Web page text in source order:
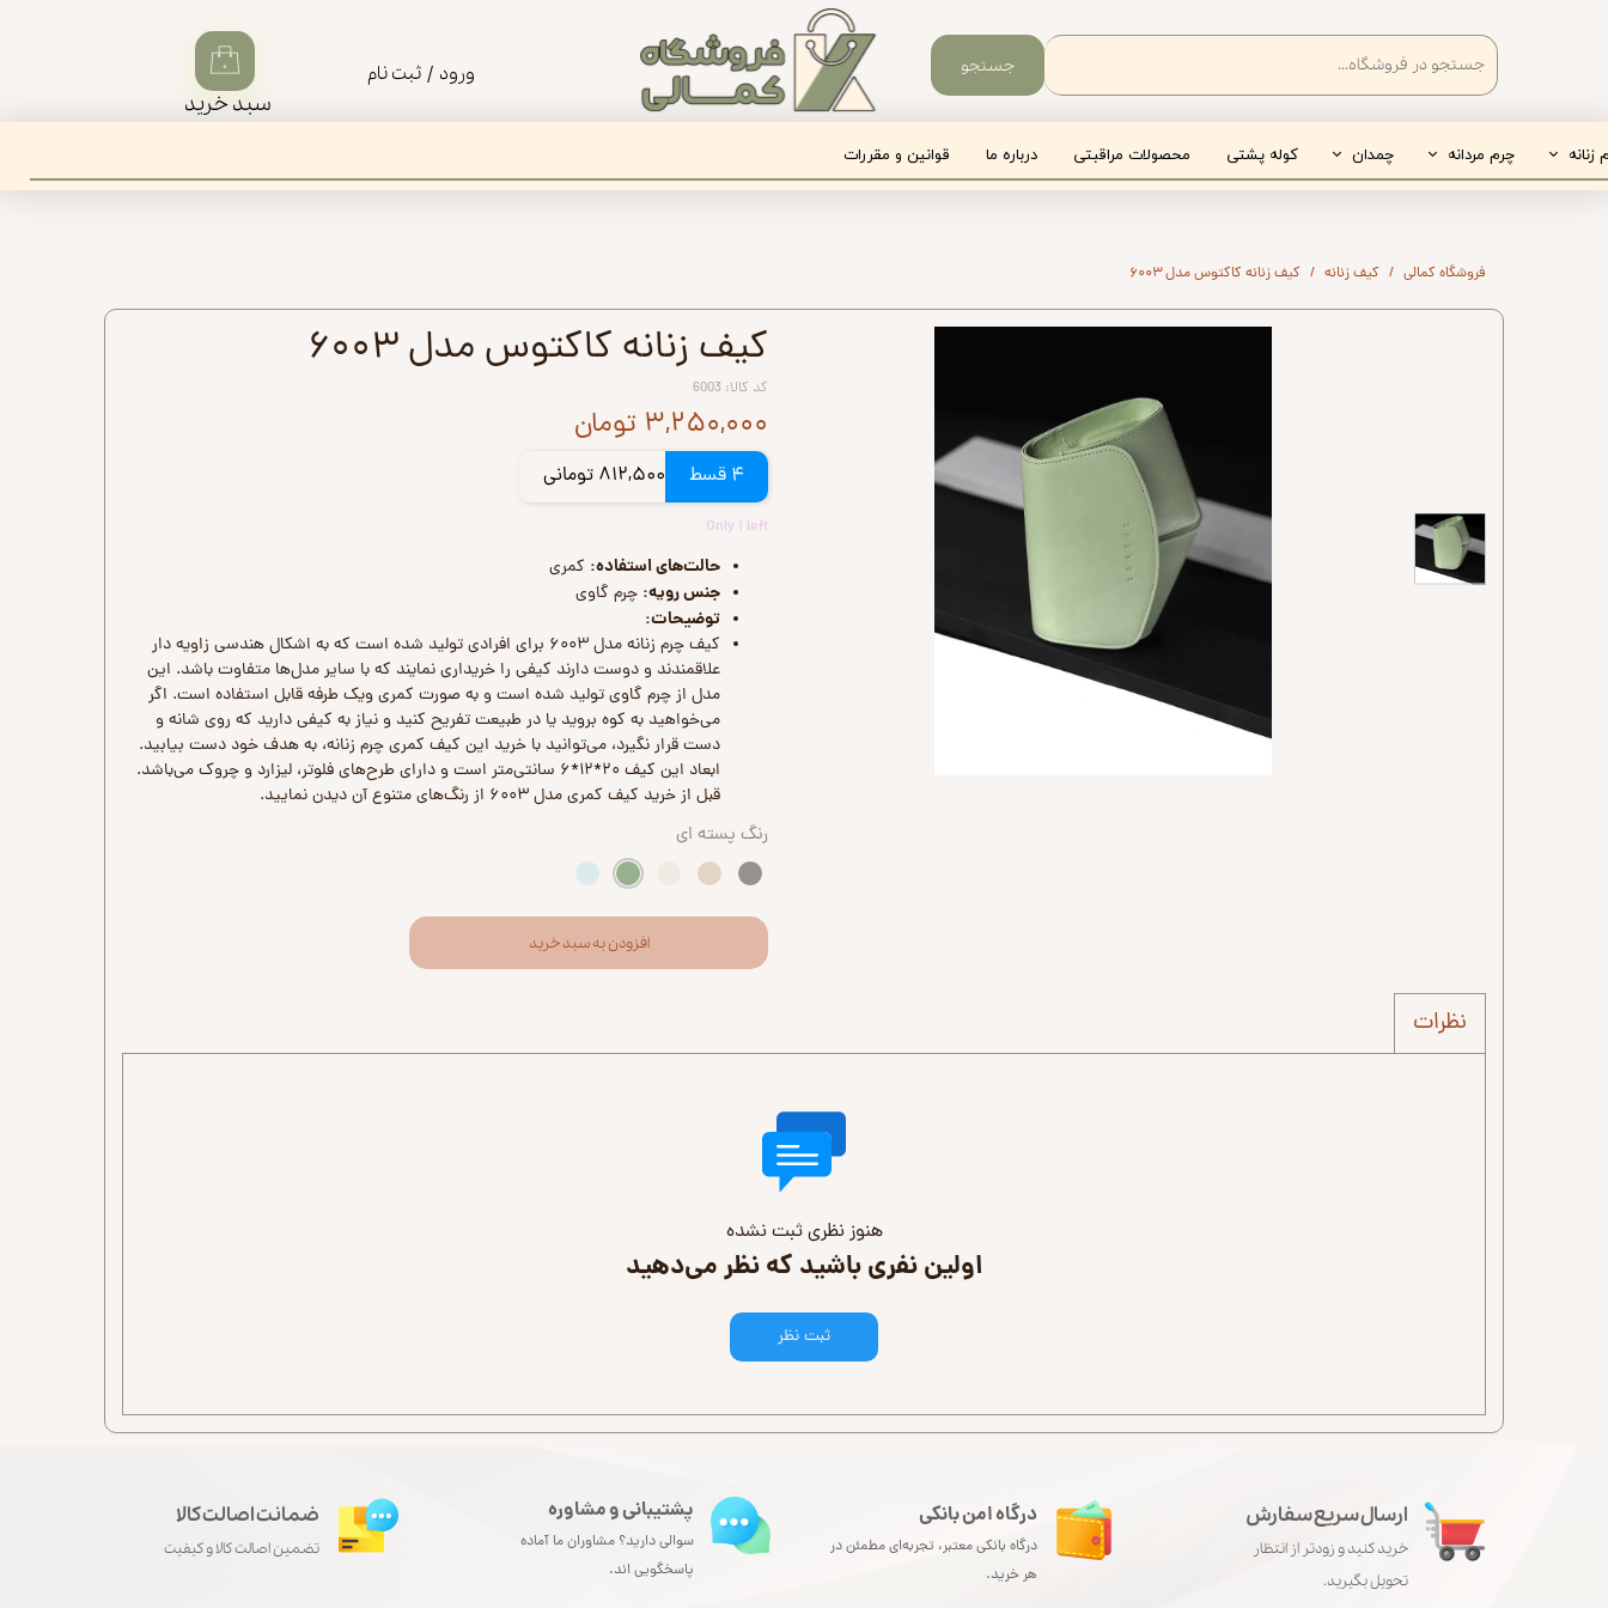
جستجو ۰ ورود / ثبت‌‌ نام
زنانه چرم مردانه چمدان کوله پشتی محصولات مراقبتی درباره ما قوانین و مقررات
سبد خرید
فروشگاه کمالی کیف زنانه کیف زنانه کاکتوس مدل ۶۰۰۳
کیف زنانه کاکتوس مدل ۶۰۰۳
کد کالا: 6003
۳,۲۵۰,۰۰۰ تومان
4 قسط 812,500 تومانی
Only ۱ left
حالت‌های استفاده: کمری
جنس رویه: چرم گاوی
توضیحات:
کیف چرم زنانه مدل ۶۰۰۳ برای افرادی تولید شده است که به اشکال هندسی زاویه دار
علاقمندند و دوست دارند کیفی را خریداری نمایند که با سایر مدل‌ها متفاوت باشد. این
مدل از چرم گاوی تولید شده است و به صورت کمری ویک طرفه قابل استفاده است. اگر
می‌خواهید به کوه بروید یا در طبیعت تفریح کنید و نیاز به کیفی دارید که روی شانه و
دست قرار نگیرد، می‌توانید با خرید این کیف کمری چرم زنانه، به هدف خود دست بیابید.
ابعاد این کیف ۲۰*۱۲*۶ سانتی‌متر است و دارای طرح‌های فلوتر، لیزارد و چروک می‌باشد.
قبل از خرید کیف کمری مدل ۶۰۰۳ از رنگ‌های متنوع آن دیدن نمایید.
رنگ پسته ای
افزودن به سبد خرید
نظرات
هنوز نظری ثبت نشده
اولین نفری باشید که نظر می‌دهید
ثبت نظر
ارسال سریع سفارش
خرید کنید و زودتر از انتظار
تحویل بگیرید.
درگاه امن بانکی​​​​​​​
درگاه بانکی معتبر، تجربه‌ای مطمئن در
هر خرید.
ضمانت اصالت کالا
تضمین اصالت کالا و کیفیت
پشتیبانی و مشاوره
سوالی دارید؟ مشاوران ما آماده
پاسخگویی اند.